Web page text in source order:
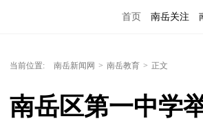
首页 南岳关注
当前位置: 南岳新闻网 > 南岳教育 > 正文
南岳区第一中学